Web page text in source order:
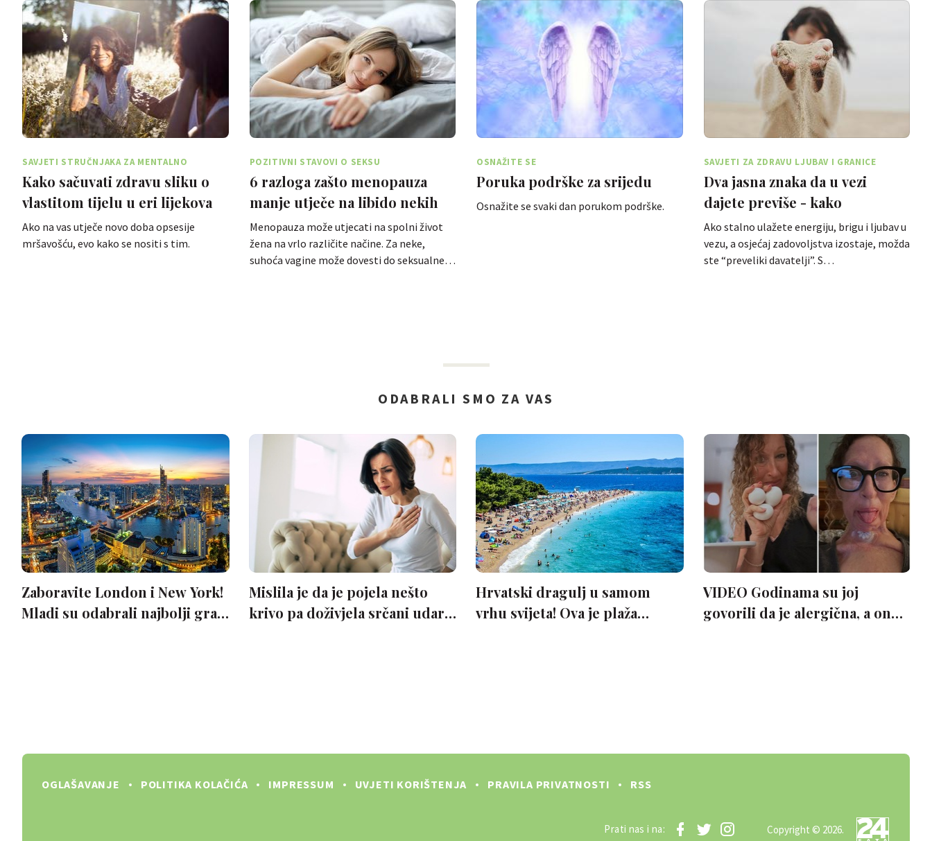
SAVJETI STRUČNJAKA ZA MENTALNO
ZDRAVLJE
Kako sačuvati zdravu sliku o
vlastitom tijelu u eri lijekova
za mršavljenje
Ako na vas utječe novo doba opsesije
mršavošću, evo kako se nositi s tim.
POZITIVNI STAVOVI O SEKSU
6 razloga zašto menopauza
manje utječe na libido nekih
žena
Menopauza može utjecati na spolni život
žena na vrlo različite načine. Za neke,
suhoća vagine može dovesti do seksualne…
OSNAŽITE SE
Poruka podrške za srijedu
Osnažite se svaki dan porukom podrške.
SAVJETI ZA ZDRAVU LJUBAV I GRANICE
Dva jasna znaka da u vezi
dajete previše - kako
prepoznati kad ljubav postaje
o…
Ako stalno ulažete energiju, brigu i ljubav u
vezu, a osjećaj zadovoljstva izostaje, možda
ste “preveliki davatelji”. S…
OGLAŠAVANJE POLITIKA KOLAČIĆA IMPRESSUM UVJETI KORIŠTENJA PRAVILA PRIVATNOSTI RSS
Prati nas i na: Copyright © 2026.